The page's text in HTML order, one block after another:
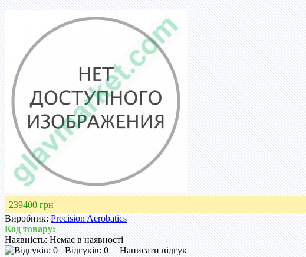
239400 грн
Виробник: Precision Aerobatics
Код товару:
Наявність:Немає в наявності
Відгуків: 0|Написати відгук